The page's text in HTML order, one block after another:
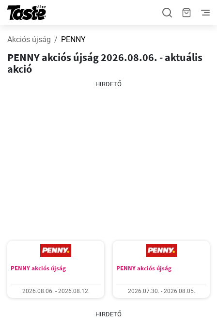
Akciós újság PENNY
PENNY akciós újság 2026.08.06. - aktuális
akció
HIRDETŐ
PENNY akciós újság
2026.08.06. - 2026.08.12.
PENNY akciós újság
2026.07.30. - 2026.08.05.
HIRDETŐ